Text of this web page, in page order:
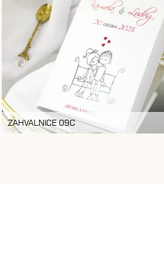
ZAHVALNICE 09C